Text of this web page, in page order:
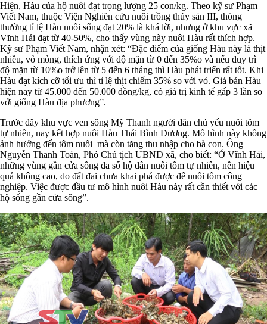
Hiện, Hàu của hộ nuôi đạt trọng lượng 25 con/kg. Theo kỹ sư Phạm
Viết Nam, thuộc Viện Nghiên cứu nuôi trồng thủy sản III, thông
thường tỉ lệ Hàu nuôi sống đạt 20% là khá lời, nhưng ở khu vực xã
Vĩnh Hải đạt từ 40-50%, cho thấy vùng này nuôi Hàu rất thích hợp.
Kỹ sư Phạm Viết Nam, nhận xét: “Đặc điểm của giống Hàu này là thịt
nhiều, vỏ mỏng, thích ứng với độ mặn từ 0 đến 35%o và nếu duy trì
độ mặn từ 10%o trở lên từ 5 đến 6 tháng thì Hàu phát triển rất tốt. Khi
Hàu đạt kích cỡ tối ưu thì tỉ lệ thịt chiếm 35% so với vỏ. Giá bán Hàu
hiện nay từ 45.000 đến 50.000 đồng/kg, có giá trị kinh tế gấp 3 lần so
với giống Hàu địa phương”.
Trước đây khu vực ven sông Mỹ Thanh người dân chủ yếu nuôi tôm
tự nhiên, nay kết hợp nuôi Hàu Thái Bình Dương. Mô hình này không
ảnh hưởng đến tôm nuôi mà còn tăng thu nhập cho bà con. Ông
Nguyễn Thanh Toàn, Phó Chủ tịch UBND xã, cho biết: “Ở Vĩnh Hải,
những vùng gần cửa sông đa số hộ dân nuôi tôm tự nhiên, nên hiệu
quả không cao, do đất đai chưa khai phá được để nuôi tôm công
nghiệp. Việc được đầu tư mô hình nuôi Hàu này rất cần thiết với các
hộ sống gần cửa sông”.